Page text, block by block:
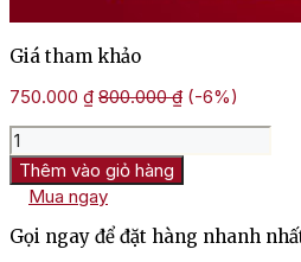
Giá tham khảo
750.000 ₫ 800.000₫ (-6%)
Hộp
Quà
Tết
Kim
Lộc
HQT2633
Thêm vào giỏ hàng
Mua ngay
Gọi ngay để đặt hàng nhanh